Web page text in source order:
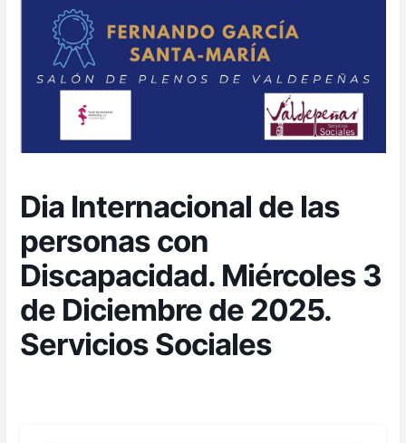
Dia Internacional de las
personas con
Discapacidad. Miércoles 3
de Diciembre de 2025.
Servicios Sociales